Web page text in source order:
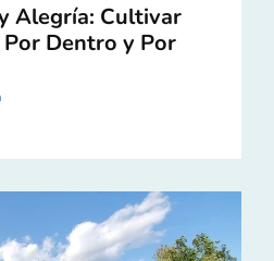
Alegría: Cultivar
Dentro y Por